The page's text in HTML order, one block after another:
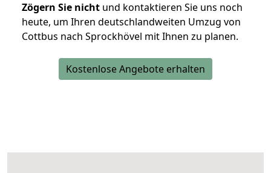
Zögern Sie nicht und kontaktieren Sie uns noch
heute, um Ihren deutschlandweiten Umzug von
Cottbus nach Sprockhövel mit Ihnen zu planen.
Kostenlose Angebote erhalten